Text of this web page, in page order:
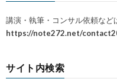
講演・執筆・コンサル依頼など
https://note272.net/
サイト内検索